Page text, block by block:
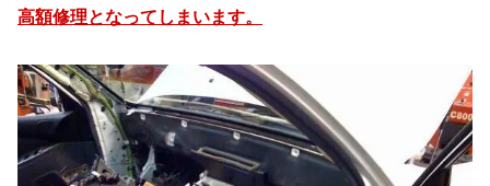
高額修理となってしまいます。